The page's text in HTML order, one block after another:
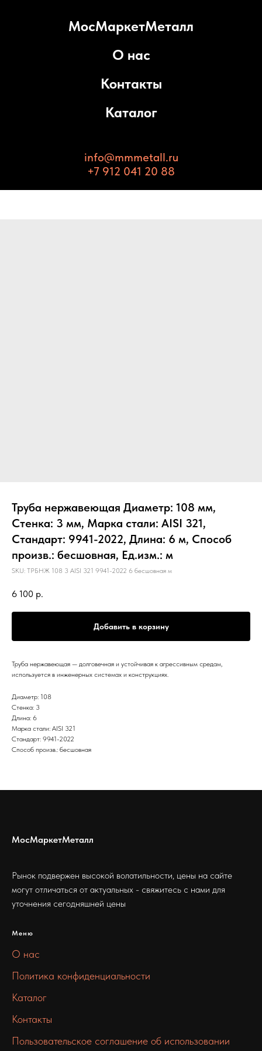
МосМаркетМеталл
О нас
Контакты
Каталог
info@mmmetall.ru
+7 912 041 20 88
Труба нержавеющая Диаметр: 108 мм,
Стенка: 3 мм, Марка стали: AISI 321,
Стандарт: 9941-2022, Длина: 6 м, Способ
произв.: бесшовная, Ед.изм.: м
SKU: ТРБНЖ 108 3 AISI 321 9941-2022 6 бесшовная м
6 100 р.
Добавить в корзину
Труба нержавеющая — долговечная и устойчивая к агрессивным средам,
используется в инженерных системах и конструкциях.
Диаметр: 108
Стенка: 3
Длина: 6
Марка стали: AISI 321
Стандарт: 9941-2022
Способ произв.: бесшовная
МосМаркетМеталл
Рынок подвержен высокой волатильности, цены на сайте
могут отличаться от актуальных - свяжитесь с нами для
уточнения сегодняшней цены
Меню
О нас
Политика конфиденциальности
Каталог
Контакты
Пользовательское соглашение об использовании